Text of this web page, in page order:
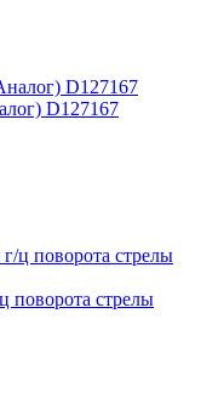
D127167
поворота стрелы